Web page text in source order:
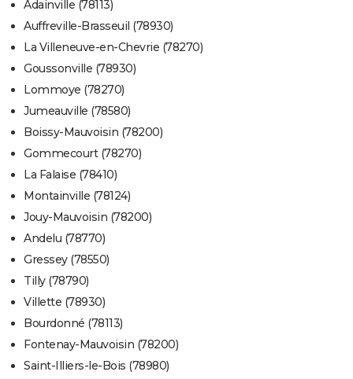
Adainville (78113)
Auffreville-Brasseuil (78930)
La Villeneuve-en-Chevrie (78270)
Goussonville (78930)
Lommoye (78270)
Jumeauville (78580)
Boissy-Mauvoisin (78200)
Gommecourt (78270)
La Falaise (78410)
Montainville (78124)
Jouy-Mauvoisin (78200)
Andelu (78770)
Gressey (78550)
Tilly (78790)
Villette (78930)
Bourdonné (78113)
Fontenay-Mauvoisin (78200)
Saint-Illiers-le-Bois (78980)